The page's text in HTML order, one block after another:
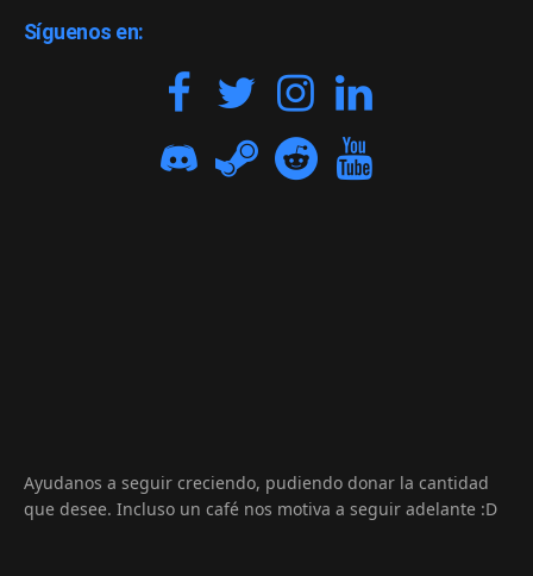
Síguenos en:
Ayudanos a seguir creciendo, pudiendo donar la cantidad
que desee. Incluso un café nos motiva a seguir adelante :D